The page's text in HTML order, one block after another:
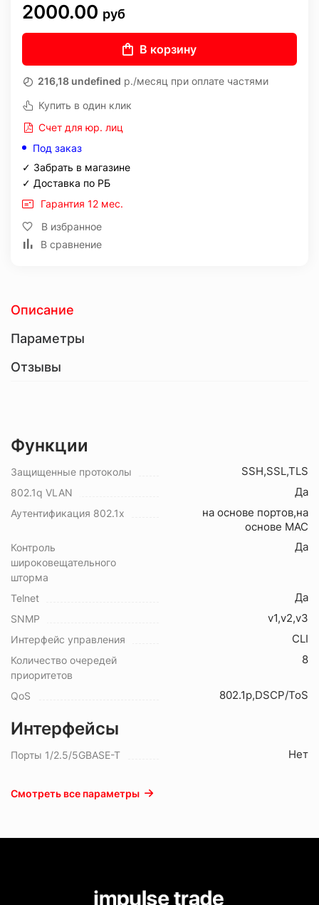
2000.00 руб
В корзину
216,18 undefined р./месяц при оплате частями
Купить в один клик
Счет для юр. лиц
Под заказ
✓ Забрать в магазине
✓ Доставка по РБ
Гарантия 12 мес.
В избранное
В сравнение
Описание
Параметры
Отзывы
Функции
Защищенные протоколы SSH,SSL,TLS
802.1q VLAN Да
Аутентификация 802.1x
на основе портов,на
основе MAC
Контроль
широковещательного
шторма
Да
Telnet Да
SNMP v1,v2,v3
Интерфейс управления CLI
Количество очередей
приоритетов
8
QoS 802.1p,DSCP/ToS
Интерфейсы
Порты 1/2.5/5GBASE-T Нет
Смотреть все параметры